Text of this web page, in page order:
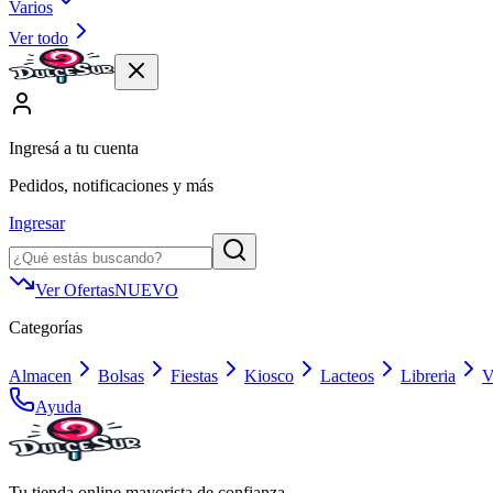
Varios
Ver todo
Ingresá a tu cuenta
Pedidos, notificaciones y más
Ingresar
Ver OfertasNUEVO
Categorías
Almacen Bolsas Fiestas Kiosco Lacteos Libreria
Ayuda